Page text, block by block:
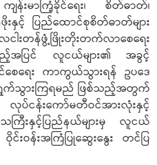
းမာကြံ့ခိုင်ရေး၊ စိတ်ဓာတ်၊
င့် ပြည်ထောင်စုစိတ်ဓာတ်များ
ါးတန်ဖွံ့ဖြိုးတိုးတက်လာစေရေး
အပြင် လူငယ်များ၏ အခွင့်
င်စေရေး ကာကွယ်သွားရန် ဥပဒေ
ရွက်သွားကြရမည် ဖြစ်သည့်အတွက်
ငန်းကော်မတီဝင်အားလုံးနှင့်
ကြီးနှင့်ပြည်နယ်များမှ လူငယ်
င်းဝန်းအကြံပြုဆွေးနွေး တင်ပြ